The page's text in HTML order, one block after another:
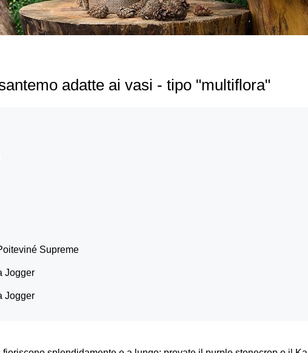
adatte ai vasi - tipo "multiflora"
Supreme
Jogger
Jogger